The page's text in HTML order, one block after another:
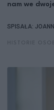
nam we
SPISAŁA: